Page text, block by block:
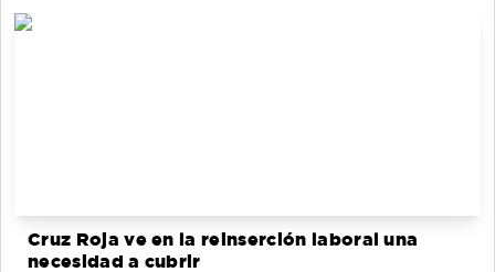
Cruz Roja ve en la reinserción laboral una
necesidad a cubrir